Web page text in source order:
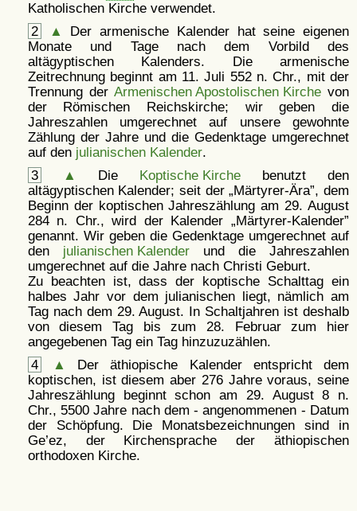
Katholischen Kirche verwendet.
2
▲
Der armenische Kalender hat seine eigenen
Monate und Tage nach dem Vorbild des
altägyptischen Kalenders. Die armenische
Zeitrechnung beginnt am 11. Juli 552 n. Chr., mit der
Trennung derArmenischen Apostolischen Kirche von
der Römischen Reichskirche; wir geben die
Jahreszahlen umgerechnet auf unsere gewohnte
Zählung der Jahre und die Gedenktage umgerechnet
auf den julianischen Kalender.
3
▲ Die Koptische Kirchebenutzt den
altägyptischen Kalender; seit der Märtyrer-Ära , dem
Beginn der koptischen Jahreszählung am 29. August
284 n. Chr., wird der Kalender
Märtyrer-Kalender
genannt. Wir geben die Gedenktage umgerechnet auf
den julianischen Kalenderund die Jahreszahlen
umgerechnet auf die Jahre nach Christi Geburt.
Zu beachten ist, dass der koptische Schalttag ein
halbes Jahr vor dem julianischen liegt, nämlich am
Tag nach dem 29. August. In Schaltjahren ist deshalb
von diesem Tag bis zum 28. Februar zum hier
angegebenen Tag ein Tag hinzuzuzählen.
4
▲
Der äthiopische Kalender entspricht dem
koptischen, ist diesem aber 276 Jahre voraus, seine
Jahreszählung beginnt schon am 29. August 8 n.
Chr., 5500 Jahre nach dem - angenommenen - Datum
der Schöpfung. Die Monatsbezeichnungen sind in
Ge’ez, der Kirchensprache der äthiopischen
orthodoxen Kirche.